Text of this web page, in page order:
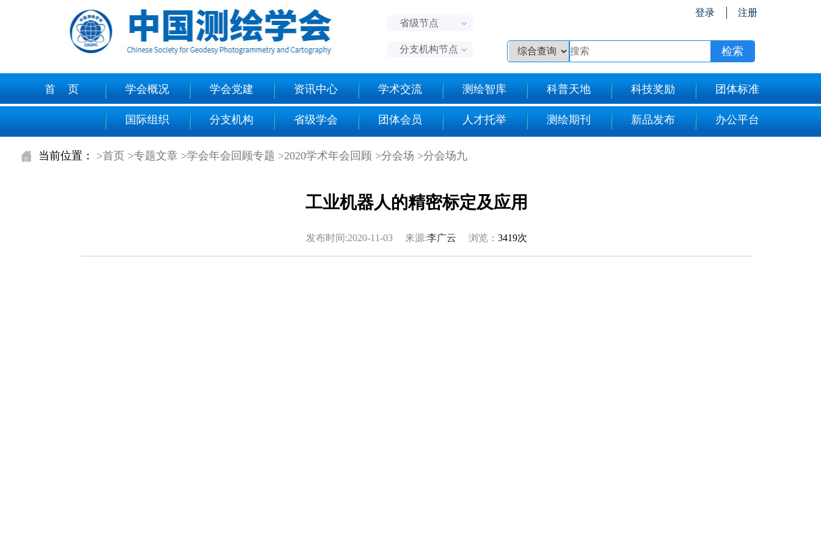
省级节点
分支机构节点
登录 注册
首 页 学会概况 学会党建 资讯中心 学术交流 测绘智库 科普天地 科技奖励 团体标准
国际组织 分支机构 省级学会 团体会员 人才托举 测绘期刊 新品发布 办公平台
当前位置： >首页 >专题文章 >学会年会回顾专题 >2020学术年会回顾 >分会场 >分会场九
工业机器人的精密标定及应用
发布时间:2020-11-03 来源:李广云 浏览： 3419次